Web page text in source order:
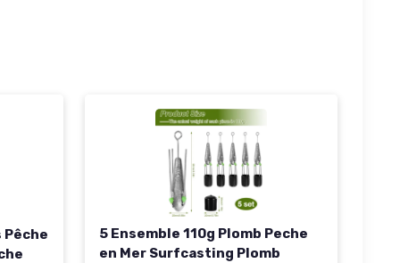
Pêche
5 Ensemble 110g Plomb Peche
en Mer Surfcasting Plomb